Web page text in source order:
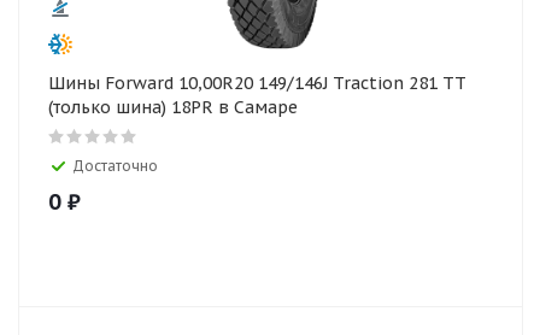
Шины Forward 10,00R20 149/146J Traction 281 TT
(только шина) 18PR в Самаре
Достаточно
0 ₽